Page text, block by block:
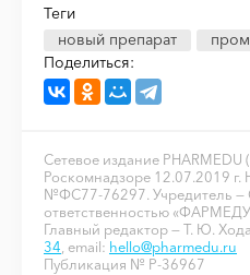
Теги
новый препарат
Поделиться:
Сетевое издание PHARMEDU
Роскомнадзоре 12.07.2019 г.
№ФС77-76297. Учредитель —
ответственностью
Главный редактор — Т. Ю.
34 , email: hello@pharmedu.ru
Публикация № P-36967